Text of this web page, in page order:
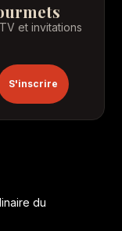
et invitations
S'inscrire
du